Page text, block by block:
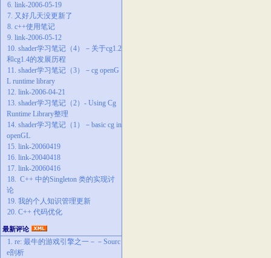
6. link-2006-05-19
7. 又好几天没更新了
8. c++使用笔记
9. link-2006-05-12
10. shader学习笔记（4）－关于cg1.2
和cg1.4的发展历程
11. shader学习笔记（3）－cg openG
L runtime library
12. link-2006-04-21
13. shader学习笔记（2）- Using Cg
Runtime Library整理
14. shader学习笔记（1）－basic cg in
openGL
15. link-20060419
16. link-20040418
17. link-20060416
18. C++ 中的Singleton 类的实现讨
论
19. 我的个人知识管理更新
20. C++ 代码优化
最新评论
1. re: 最牛的游戏引擎之一－－Sourc
e剖析